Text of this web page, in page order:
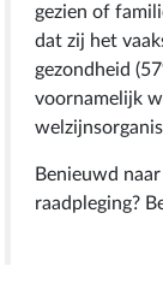
gezien of
dat zij het
gezondheid
voornamelijk
Benieuwd
raadpleging?